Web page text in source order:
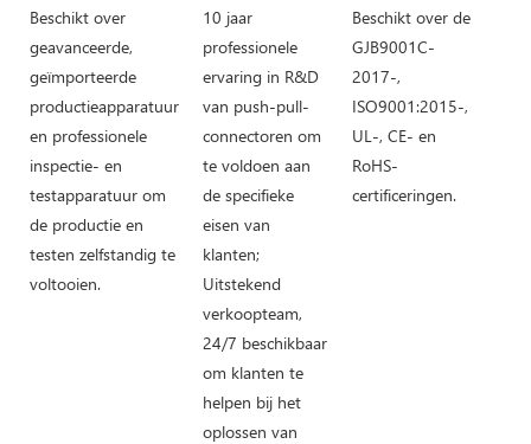
Beschikt over
geavanceerde,
geïmporteerde
productieapparatuur
en professionele
inspectie- en
testapparatuur om
de productie en
testen zelfstandig te
voltooien.
10 jaar
professionele
ervaring in R&D
van push-pull-
connectoren om
te voldoen aan
de specifieke
eisen van
klanten;
Uitstekend
verkoopteam,
24/7 beschikbaar
om klanten te
helpen bij het
oplossen van
Beschikt over de
GJB9001C-
2017-,
ISO9001:2015-,
UL-, CE- en
RoHS-
certificeringen.